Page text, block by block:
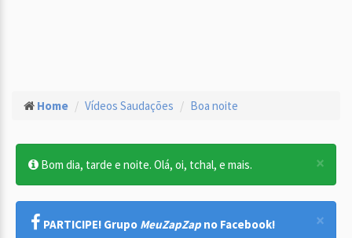
Home Vídeos Saudações Boa noite
×
Bom dia, tarde e noite. Olá, oi, tchal, e mais.
×
PARTICIPE! Grupo MeuZapZap no Facebook!